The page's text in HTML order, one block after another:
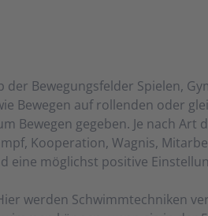
Be­weg­ungs­fel­der Spiel­en,
Be­we­gen auf rol­len­den oder
Be­we­gen ge­ge­ben. Je nach Art
Ko­ope­ra­tion, Wag­nis,
eine mög­lichst po­si­ti­ve
wer­den Schwimm­tech­ni­ken